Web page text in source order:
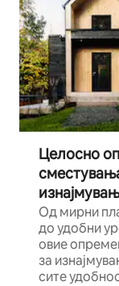
Целосно
Од мирни
до удобни
овие
за
сите